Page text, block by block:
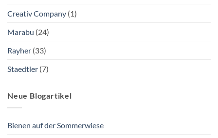
Creativ Company (1)
Marabu (24)
Rayher (33)
Staedtler (7)
Neue Blogartikel
Bienen auf der Sommerwiese